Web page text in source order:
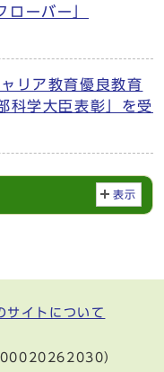
ローバー」
リア教育優良教育
科学大臣表彰」を受
表示
サイトについて
）